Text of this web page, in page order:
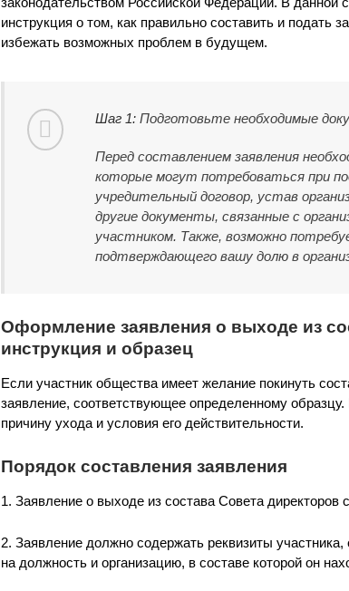
инструкция о том, как правильно составить и подать
избежать возможных проблем в будущем.
Шаг 1: Подготовьте необходимые
Перед составлением заявления
которые могут потребоваться при
учредительный договор, устав
другие документы, связанные с
участником. Также, возможно
подтверждающего вашу долю в
Оформление заявления о выходе из
инструкция и образец
Если участник общества имеет желание покинуть
заявление, соответствующее определенному
причину ухода и условия его действительности.
Порядок составления заявления
1. Заявление о выходе из состава Совета директоров
2. Заявление должно содержать реквизиты
на должность и организацию, в составе которой он